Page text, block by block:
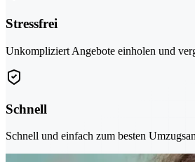
Stressfrei
Unkompliziert Angebote einholen und
Schnell
Schnell und einfach zum besten